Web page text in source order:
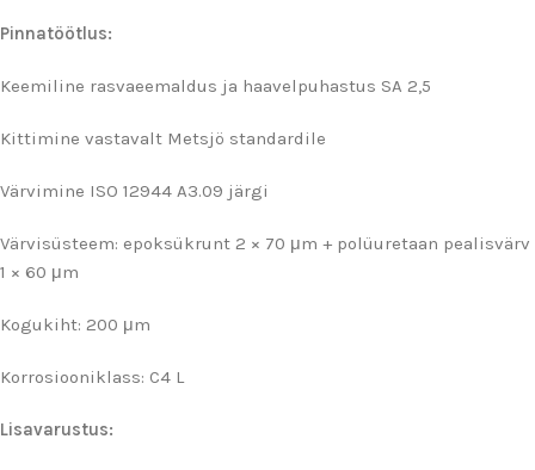
Pinnatöötlus:
Keemiline rasvaeemaldus ja haavelpuhastus SA 2,5
Kittimine vastavalt Metsjö standardile
Värvimine ISO 12944 A3.09 järgi
Värvisüsteem: epoksükrunt 2 × 70 μm + polüuretaan pealisvärv
1 × 60 μm
Kogukiht: 200 μm
Korrosiooniklass: C4 L
Lisavarustus: